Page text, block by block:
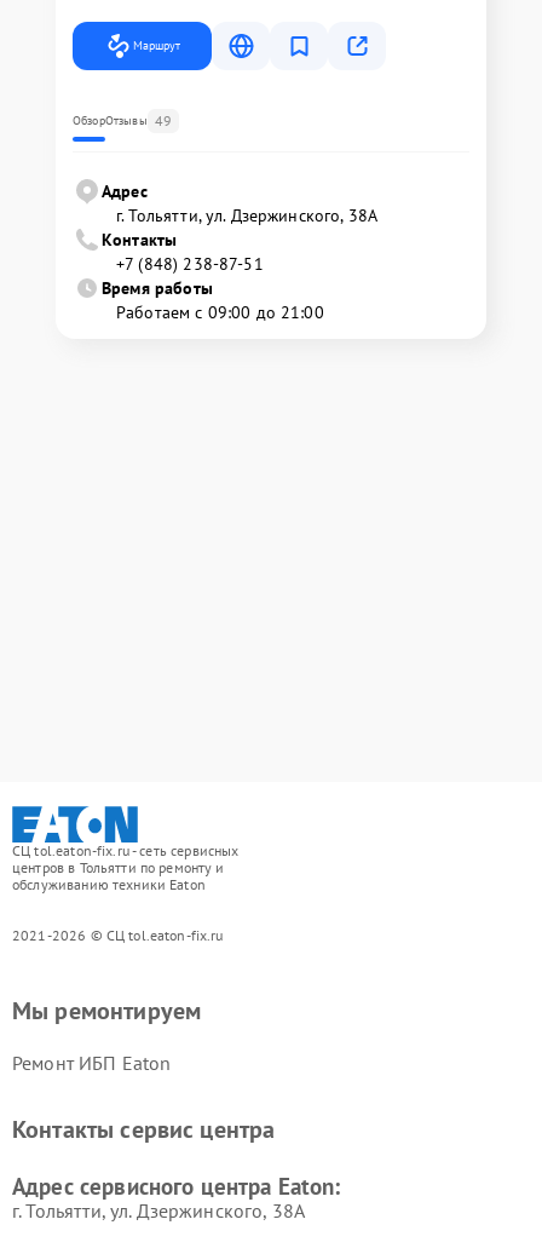
Маршрут
ОбзорОтзывы 49
Адрес
г. Тольятти, ул. Дзержинского, 38А
Контакты
+7 (848) 238-87-51
Время работы
Работаем с 09:00 до 21:00
СЦ tol.eaton-fix.ru - сеть сервисных
центров в Тольятти по ремонту и
обслуживанию техники Eaton
2021-2026 © СЦ tol.eaton-fix.ru
Мы ремонтируем
Ремонт ИБП Eaton
Контакты сервис центра
Адрес сервисного центра Eaton:
г. Тольятти, ул. Дзержинского, 38А